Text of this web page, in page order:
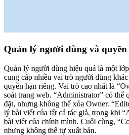
Quản lý người dùng và
Quản lý người dùng hiệu quả là một
cung cấp nhiều vai trò người dùng
quyền hạn riêng. Vai trò cao nhất là
soát trang web. “Administrator” có thể
đặt, nhưng không thể xóa Owner.
lý bài viết của tất cả tác giả, trong khi
bài viết của chính mình. Cuối cùng,
nhưng không thể tự xuất bản.